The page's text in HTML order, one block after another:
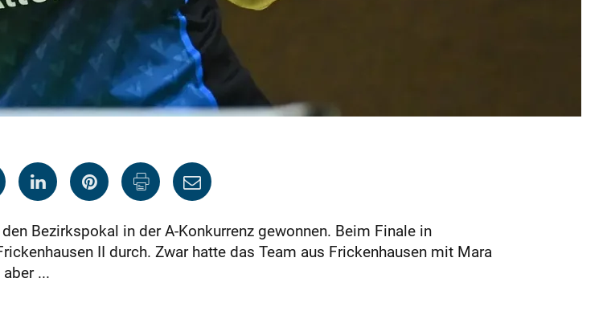
Bezirkspokal in der A-Konkurrenz gewonnen. Beim Finale in
II durch. Zwar hatte das Team aus Frickenhausen mit Mara
...